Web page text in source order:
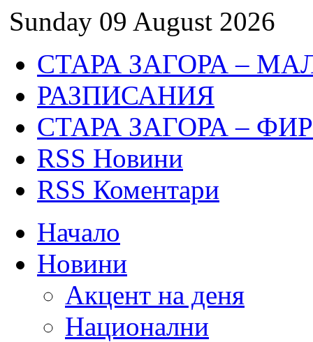
Sunday 09 August 2026
СТАРА ЗАГОРА –
РАЗПИСАНИЯ
СТАРА ЗАГОРА –
RSS Новини
RSS Коментари
Начало
Новини
Акцент на деня
Национални